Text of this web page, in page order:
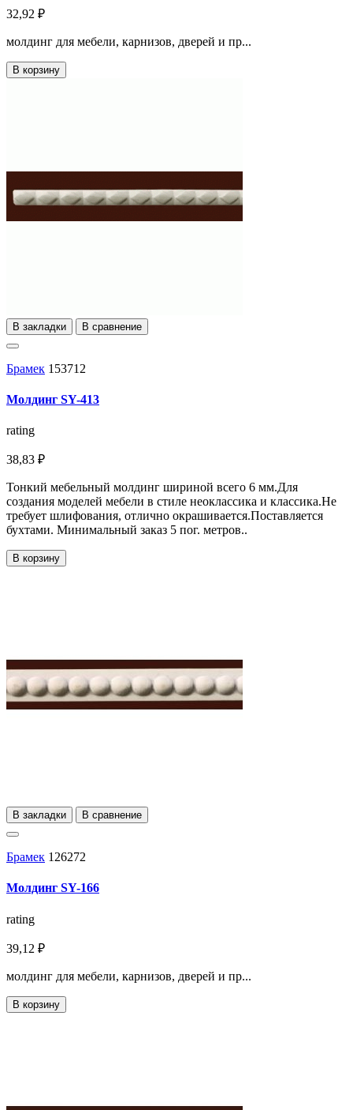
32,92 ₽
молдинг для мебели, карнизов, дверей и пр...
В корзину
В закладки В сравнение
Брамек 153712
Молдинг SY-413
rating
38,83 ₽
Тонкий мебельный молдинг шириной всего 6 мм.Для
создания моделей мебели в стиле неоклассика и классика.Не
требует шлифования, отлично окрашивается.Поставляется
бухтами. Минимальный заказ 5 пог. метров..
В корзину
В закладки В сравнение
Брамек 126272
Молдинг SY-166
rating
39,12 ₽
молдинг для мебели, карнизов, дверей и пр...
В корзину